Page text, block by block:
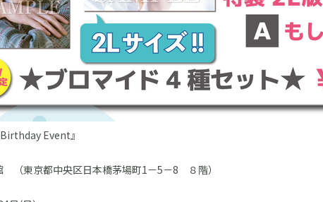
Event』
（東京都中央区日本橋茅場町1－5－8 ８階）